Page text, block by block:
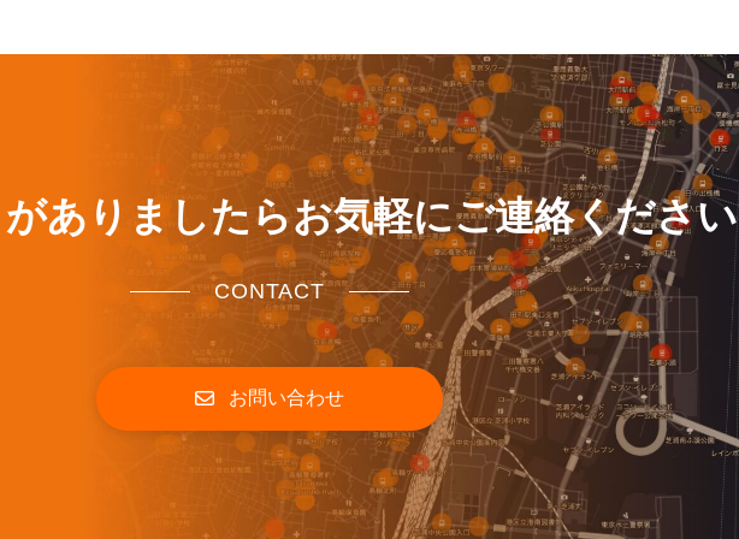
ありましたらお気軽にご連絡ください
CONTACT
お問い合わせ